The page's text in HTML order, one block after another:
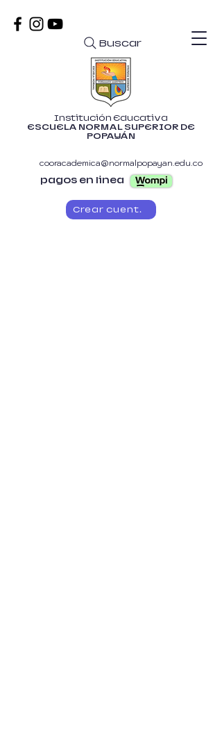
Buscar
Institución Educativa
ESCUELA NORMAL SUPERIOR DE
POPAYÁN
cooracademica@normalpopayan.edu.co
pagos en linea
Crear cuenta